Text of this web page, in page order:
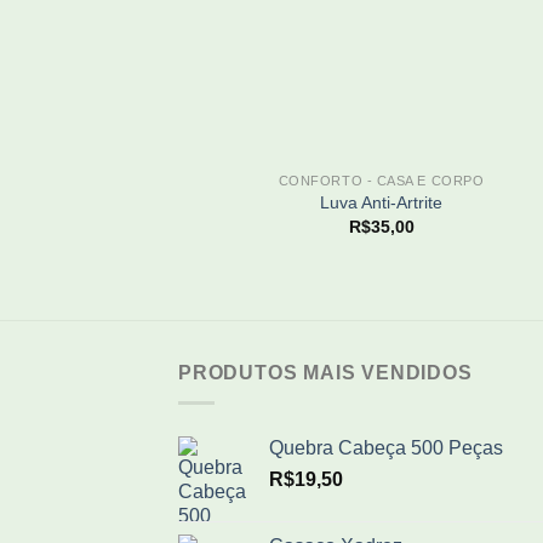
CONFORTO - CASA E CORPO
Luva Anti-Artrite
R$35,00
PRODUTOS MAIS VENDIDOS
Quebra Cabeça 500 Peças
R$19,50